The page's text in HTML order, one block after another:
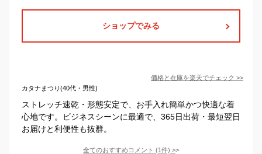
ショップでみる
価格と在庫を楽天でチェック >>
カタナまつり(40代・男性)
ストレッチ速乾・形態安定で、お手入れ簡単かつ快適な着
心地です。ビジネスシーンに最適で、365日出荷・最短翌日
お届けと利便性も抜群。
全てのおすすめコメント (1件) >